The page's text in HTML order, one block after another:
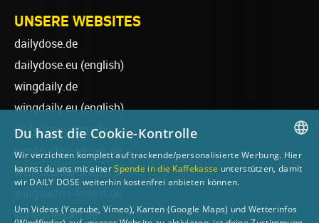
UNSERE WEBSITES
dailydose.de
dailydose.eu (english)
wingdaily.de
wingdaily.eu(english)
dailydose-shop.de
windsurfen-lernen.de
wellenreiten-lernen.de
surfen-lernen.de
GERMAN
Du hast die Cookie-Kontrolle
Wir verzichten komplett auf trackende/personalisierte Werbung. Hier
kannst du uns mit einerSpende in die Kaffekasse unterstützen, damit
wir DAILY DOSE weiterhin kostenfrei anbieten können.
Um Videos (Youtube, Vimeo), Karten (Google Maps) und Wetterinfos